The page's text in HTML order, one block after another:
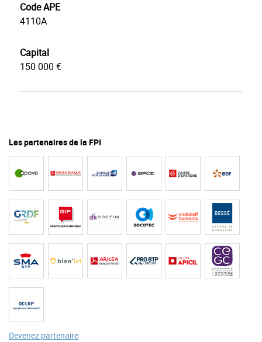
Code APE
4110A
Capital
150 000 €
Les partenaires de la FPI
Devenez partenaire